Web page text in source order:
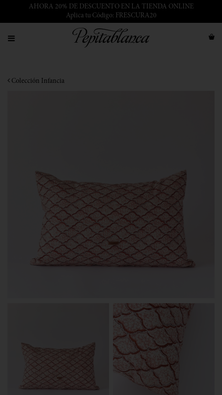
AHORA 20% DE DESCUENTO EN LA TIENDA ONLINE
Aplica tu Código: FRESCURA20
Colección Infancia